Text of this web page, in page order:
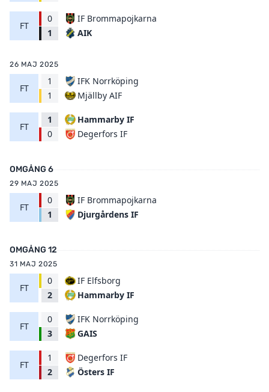
FT
0
1
IF Brommapojkarna
AIK
26 MAJ 2025
FT
1
1
IFK Norrköping
Mjällby AIF
FT
1
0
Hammarby IF
Degerfors IF
OMGÅNG 6
29 MAJ 2025
FT
0
1
IF Brommapojkarna
Djurgårdens IF
OMGÅNG 12
31 MAJ 2025
FT
0
2
IF Elfsborg
Hammarby IF
FT
0
3
IFK Norrköping
GAIS
FT
1
2
Degerfors IF
Östers IF